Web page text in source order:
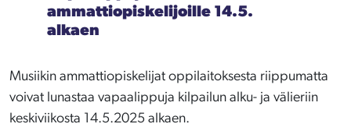
ammattiopiskelijoille 14.5.
alkaen
Musiikin ammattiopiskelijat oppilaitoksesta riippumatta
voivat lunastaa vapaalippuja kilpailun alku- ja välieriin
keskiviikosta 14.5.2025 alkaen.